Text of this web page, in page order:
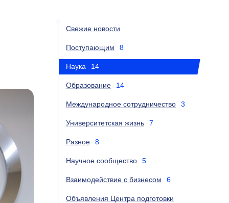
Свежие новости
Поступающим 8
Наука 14
Образование 14
Международное сотрудничество 3
Университетская жизнь 7
Разное 8
Научное сообщество 5
Взаимодействие с бизнесом 6
Объявления Центра подготовки